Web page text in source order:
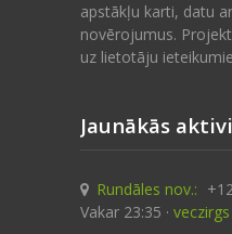
apstākļu karti, datu
novērojumus.
uz lietotāju
Jaunākās
Rundāles nov.:
Vakar 23:35 · veczirgs